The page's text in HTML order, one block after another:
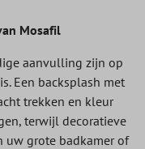
Mosafil
aanvulling zijn op
Een backsplash met
trekken en kleur
terwijl decoratieve
uw grote badkamer of